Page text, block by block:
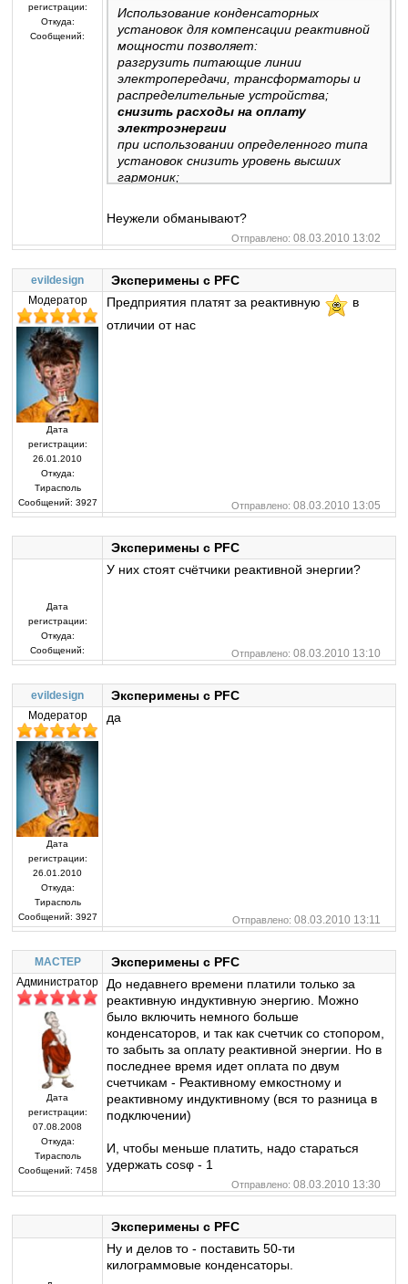
регистрации:
Откуда:
Сообщений:
Использование конденсаторных
установок для компенсации реактивной
мощности позволяет:
разгрузить питающие линии
электропередачи, трансформаторы и
распределительные устройства;
снизить расходы на оплату
электроэнергии
при использовании определенного типа
установок снизить уровень высших
гармоник;
сделать распределительные сети более
надежными и экономичными.
Неужели обманывают?
Отправлено: 08.03.2010 13:02
evildesign Эксперимены с PFC
Модератор
Дата
регистрации:
26.01.2010
Откуда:
Тирасполь
Сообщений: 3927
Предприятия платят за реактивную
в
отличии от нас
Отправлено: 08.03.2010 13:05
Эксперимены с PFC
Дата
регистрации:
Откуда:
Сообщений:
У них стоят счётчики реактивной энергии?
Отправлено: 08.03.2010 13:10
evildesign Эксперимены с PFC
Модератор
Дата
регистрации:
26.01.2010
Откуда:
Тирасполь
Сообщений: 3927
да
Отправлено: 08.03.2010 13:11
MACTEP Эксперимены с PFC
Администратор
Дата
регистрации:
07.08.2008
Откуда:
Тирасполь
Сообщений: 7458
До недавнего времени платили только за
реактивную индуктивную энергию. Можно
было включить немного больше
конденсаторов, и так как счетчик со стопором,
то забыть за оплату реактивной энергии. Но в
последнее время идет оплата по двум
счетчикам - Реактивному емкостному и
реактивному индуктивному (вся то разница в
подключении)
И, чтобы меньше платить, надо стараться
удержать cosφ - 1
Отправлено: 08.03.2010 13:30
Эксперимены с PFC
Ну и делов то - поставить 50-ти
килограммовые конденсаторы.